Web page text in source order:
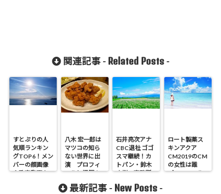
関連記事 - Related Posts-
すとぷりの人
気順ランキン
グTOP6！メン
バーの顔画像
や歌声動画あ
八木 宏一郎は
マツコの知ら
ない世界に出
演 プロフィ
ールと経歴！
石井亮次アナ
CBC退社 ゴゴ
スマ継続！カ
トパン・鈴木
杏樹の事務所
ロート製薬ス
キンアクア
CM2019のCM
の女性は誰
プロフィール
最新記事 - New Posts -